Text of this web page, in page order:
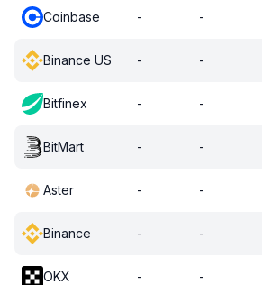
Coinbase - -
Binance US - -
Bitfinex - -
BitMart - -
Aster - -
Binance - -
OKX - -